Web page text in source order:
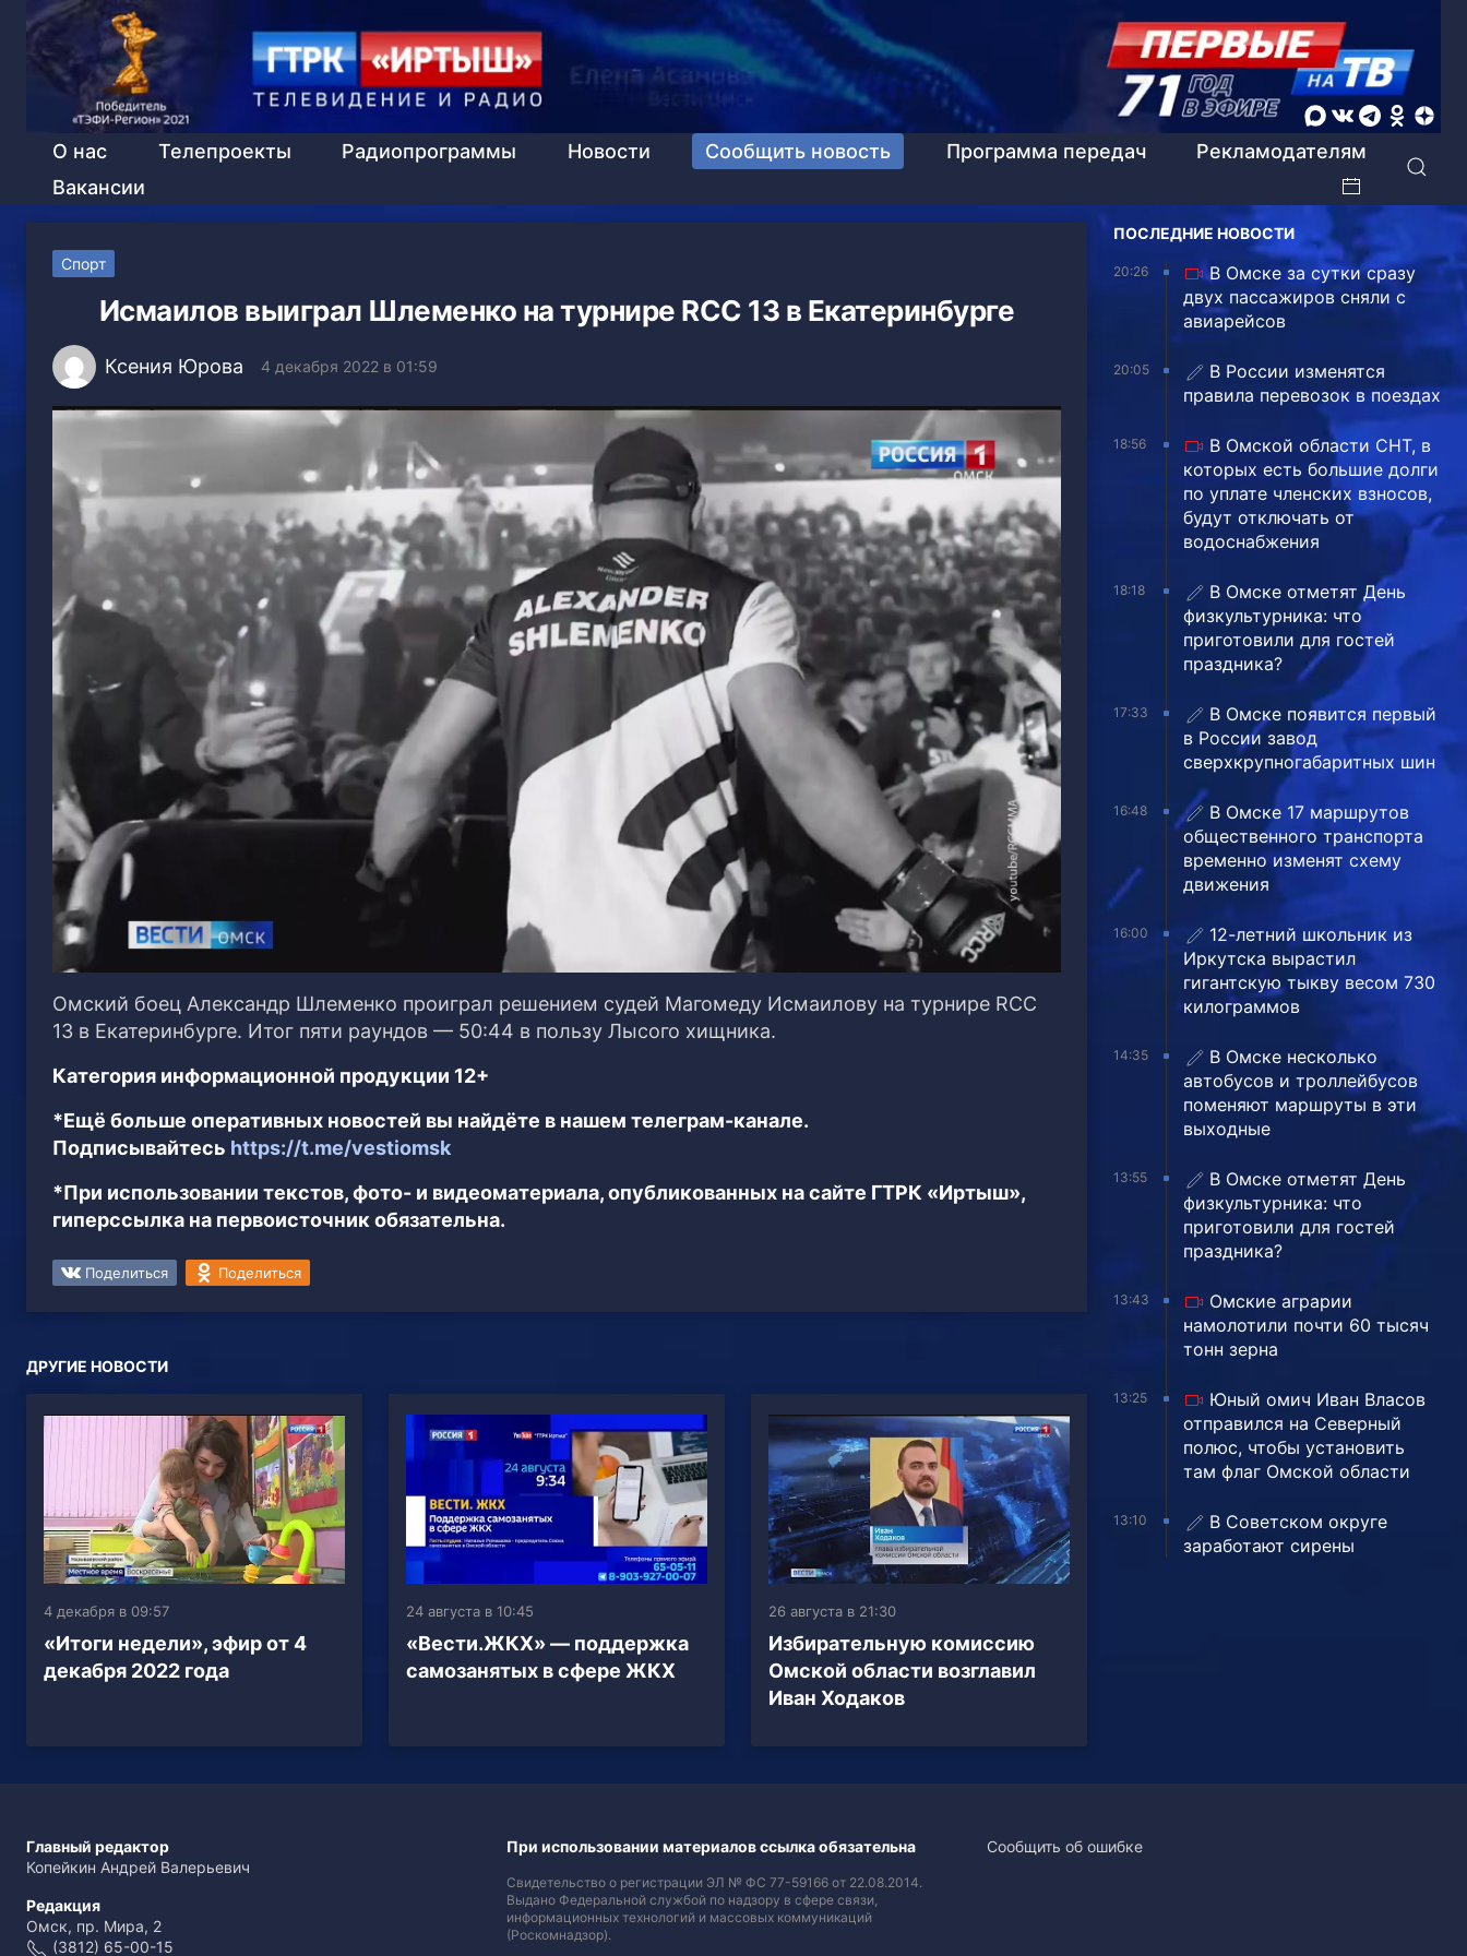
О нас Телепроекты Радиопрограммы Новости Сообщить новость Программа передач
Рекламодателям
Вакансии
Спорт
Исмаилов выиграл Шлеменко на турнире RCC 13 в Екатеринбурге
Ксения Юрова 4 декабря 2022 в 01:59
Омский боец Александр Шлеменко проиграл решением судей Магомеду Исмаилову на турнире RCC
13 в Екатеринбурге. Итог пяти раундов — 50:44 в пользу Лысого хищника.
Категория информационной продукции 12+
*Ещё больше оперативных новостей вы найдёте в нашем телеграм-канале.
Подписывайтесь https://t.me/vestiomsk
*При использовании текстов, фото- и видеоматериала, опубликованных на сайте ГТРК «Иртыш»,
гиперссылка на первоисточник обязательна.
Поделиться Поделиться
ДРУГИЕ НОВОСТИ
4 декабря в 09:57
«Итоги недели», эфир от 4
декабря 2022 года
24 августа в 10:45
«Вести.ЖКХ» — поддержка
самозанятых в сфере ЖКХ
26 августа в 21:30
Избирательную комиссию
Омской области возглавил
Иван Ходаков
ПОСЛЕДНИЕ НОВОСТИ
20:26
В Омске за сутки сразу
двух пассажиров сняли с
авиарейсов
20:05
В России изменятся
правила перевозок в поездах
18:56
В Омской области СНТ, в
которых есть большие долги
по уплате членских взносов,
будут отключать от
водоснабжения
18:18
В Омске отметят День
физкультурника: что
приготовили для гостей
праздника?
17:33
В Омске появится первый
в России завод
сверхкрупногабаритных шин
16:48
В Омске 17 маршрутов
общественного транспорта
временно изменят схему
движения
16:00
12-летний школьник из
Иркутска вырастил
гигантскую тыкву весом 730
килограммов
14:35
В Омске несколько
автобусов и троллейбусов
поменяют маршруты в эти
выходные
13:55
В Омске отметят День
физкультурника: что
приготовили для гостей
праздника?
13:43
Омские аграрии
намолотили почти 60 тысяч
тонн зерна
13:25
Юный омич Иван Власов
отправился на Северный
полюс, чтобы установить
там флаг Омской области
13:10
В Советском округе
заработают сирены
Главный редактор
Копейкин Андрей Валерьевич
Редакция
Омск, пр. Мира, 2
(3812) 65-00-15
При использовании материалов ссылка обязательна
Свидетельство о регистрации ЭЛ № ФС 77-59166 от 22.08.2014.
Выдано Федеральной службой по надзору в сфере связи,
информационных технологий и массовых коммуникаций
(Роскомнадзор).
Сообщить об ошибке